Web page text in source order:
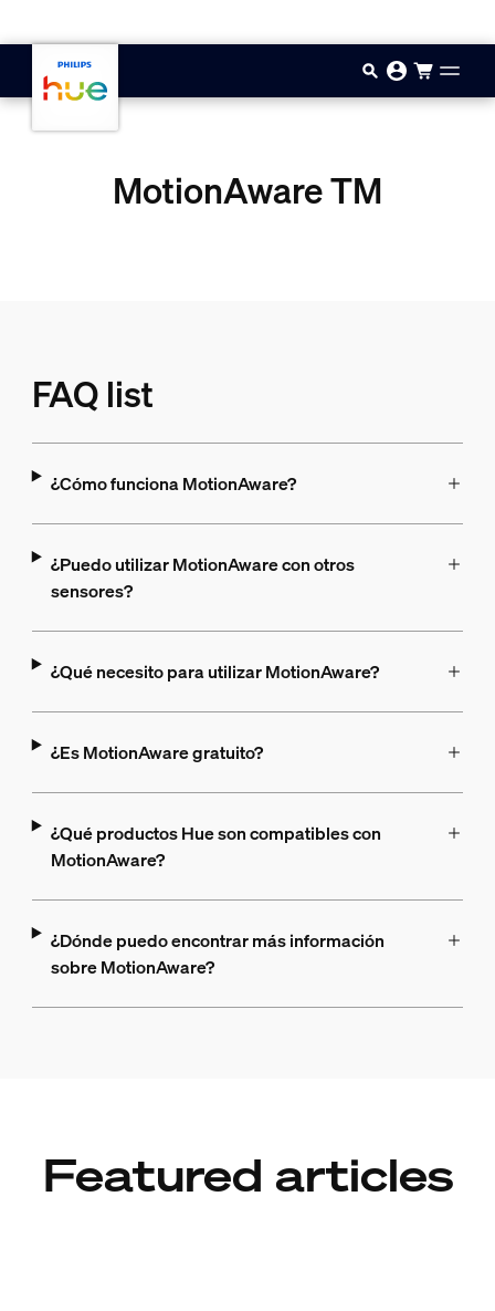
MotionAware TM
FAQ list
¿Cómo funciona MotionAware?
¿Puedo utilizar MotionAware con otros
sensores?
¿Qué necesito para utilizar MotionAware?
¿Es MotionAware gratuito?
¿Qué productos Hue son compatibles con
MotionAware?
¿Dónde puedo encontrar más información
sobre MotionAware?
Featured articles